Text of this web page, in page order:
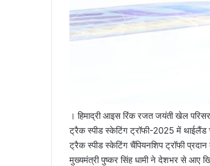
। हिमाद्री आइस रिंक रजत जयंती खेल
ट्रैक स्पीड स्केटिंग ट्रॉफी-2025 में थाईलैंड
ट्रैक स्पीड स्केटिंग चैंपियनशिप ट्रॉफी प्रदान
मुख्यमंत्री पुष्कर सिंह धामी ने देशभर से आए